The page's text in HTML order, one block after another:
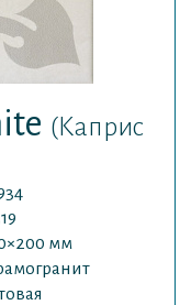
(Каприс
мм